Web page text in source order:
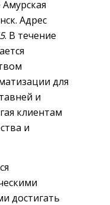
Адрес
. В течение
для
и
клиентам
и
достигать